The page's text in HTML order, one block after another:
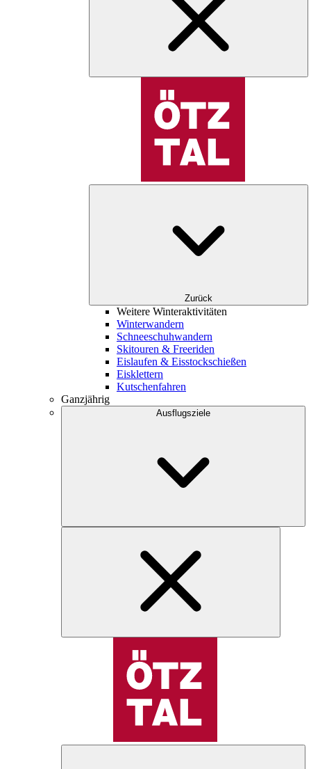
Zurück
Weitere Winteraktivitäten
Winterwandern
Schneeschuhwandern
Skitouren & Freeriden
Eislaufen & Eisstockschießen
Eisklettern
Kutschenfahren
Ganzjährig
Ausflugsziele